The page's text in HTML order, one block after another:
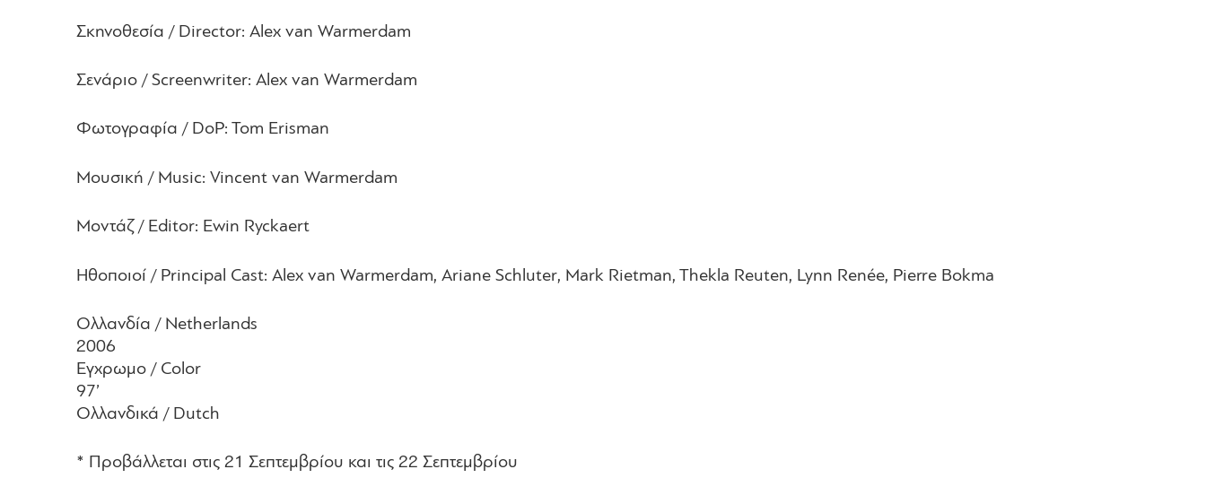
Σκηνοθεσία / Director: Alex van Warmerdam
Σενάριο / Screenwriter: Alex van Warmerdam
Φωτογραφία / DoP: Tom Erisman
Μουσική / Music: Vincent van Warmerdam
Μοντάζ / Editor: Ewin Ryckaert
Ηθοποιοί / Principal Cast: Alex van Warmerdam, Ariane Schluter, Mark Rietman, Thekla Reuten, Lynn Renée, Pierre Bokma
Ολλανδία / Netherlands
2006
Εγχρωμο / Color
97’
Ολλανδικά / Dutch
* Προβάλλεται στις 21 Σεπτεμβρίου και τις 22 Σεπτεμβρίου